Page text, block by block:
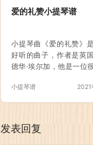
统词律“赋比兴”的写作手
叹，字句凝练。运用叠句
川、田园庄稼等作了形
细腻的刻画，表达了海
国的满腔炽热和真挚的爱
《海外赤子》的主题歌
爱的礼赞小提琴谱
小提琴曲《爱的礼赞》
好听的曲子，作者是英
德华·埃尔加，他是一位
演奏，其中小提琴是他
尔加式”的美称，他一生
为提高英国的音乐水平
小提琴谱 2021
发表回复